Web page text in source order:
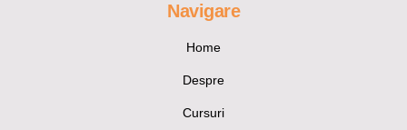
Navigare
Home
Despre
Cursuri